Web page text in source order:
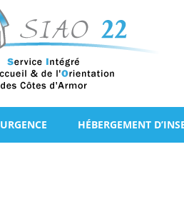
URGENCE HÉBERGEMENT